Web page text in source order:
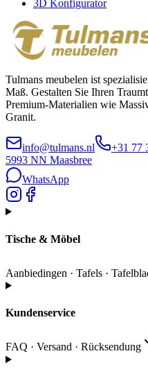
3D Konfigurator
Tulmans meubelen ist
Maß. Gestalten Sie Ihren
Premium-Materialien wie
Granit.
info@tulmans.nl +31 77
5993 NN Maasbree
WhatsApp
Tische & Möbel
Aanbiedingen · Tafels ·
Kundenservice
FAQ · Versand · Rücksendung